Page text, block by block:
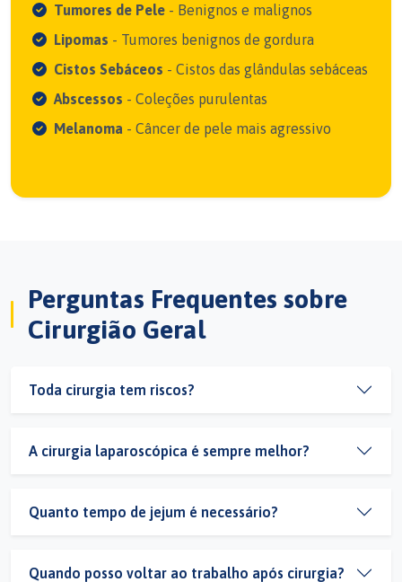
Tumores de Pele - Benignos e malignos
Lipomas - Tumores benignos de gordura
Cistos Sebáceos - Cistos das glândulas sebáceas
Abscessos - Coleções purulentas
Melanoma - Câncer de pele mais agressivo
Perguntas Frequentes sobre
Cirurgião Geral
Toda cirurgia tem riscos?
A cirurgia laparoscópica é sempre melhor?
Quanto tempo de jejum é necessário?
Quando posso voltar ao trabalho após cirurgia?